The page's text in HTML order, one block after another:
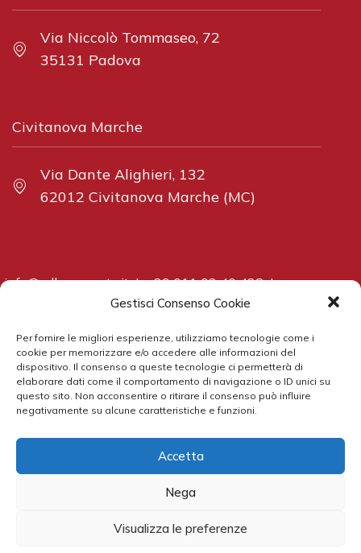
Gestisci Consenso Cookie
Per fornire le migliori esperienze, utilizziamo tecnologie come i
cookie per memorizzare e/o accedere alle informazioni del
dispositivo. Il consenso a queste tecnologie ci permetterà di
elaborare dati come il comportamento di navigazione o ID unici su
questo sito. Non acconsentire o ritirare il consenso può influire
negativamente su alcune caratteristiche e funzioni.
Accetta
Nega
Visualizza le preferenze
Via Niccolò Tommaseo, 72
35131 Padova
Civitanova Marche
Via Dante Alighieri, 132
62012 Civitanova Marche (MC)
info@adbcorporate.it|+39 011 02 40 438|
www.adbcorporate.it
All rights reserved ADB Corporate Advisory S.r.l. |Privacy
Policy